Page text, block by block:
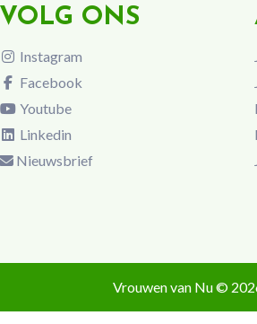
VOLG ONS
Instagram
Facebook
Youtube
Linkedin
Nieuwsbrief
Vrouwen van Nu ©